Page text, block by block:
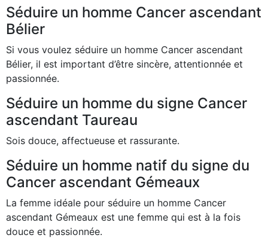
Séduire un homme Cancer ascendant
Bélier
Si vous voulez séduire un homme Cancer ascendant
Bélier, il est important d’être sincère, attentionnée et
passionnée.
Séduire un homme du signe Cancer
ascendant Taureau
Sois douce, affectueuse et rassurante.
Séduire un homme natif du signe du
Cancer ascendant Gémeaux
La femme idéale pour séduire un homme Cancer
ascendant Gémeaux est une femme qui est à la fois
douce et passionnée.